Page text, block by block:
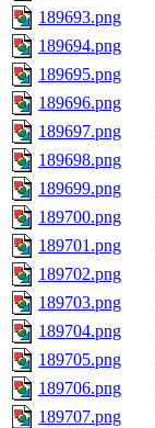
189693.png
189694.png
189695.png
189696.png
189697.png
189698.png
189699.png
189700.png
189701.png
189702.png
189703.png
189704.png
189705.png
189706.png
189707.png